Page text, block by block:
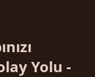
Yolu -